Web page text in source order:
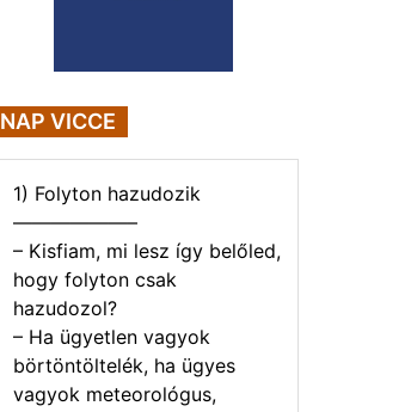
NAP VICCE
1) Folyton hazudozik
——————–
– Kisfiam, mi lesz így belőled,
hogy folyton csak
hazudozol?
– Ha ügyetlen vagyok
börtöntöltelék, ha ügyes
vagyok meteorológus,